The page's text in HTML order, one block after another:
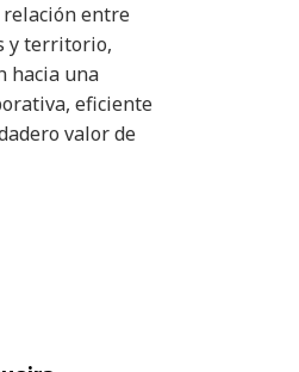
entre
y territorio,
hacia una
eficiente
valor de